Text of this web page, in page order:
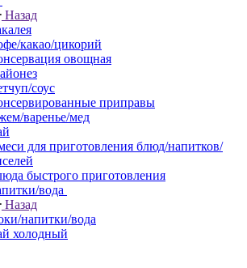
Назад
какао/цикорий
овощная
соус
приправы
варенье/мед
для приготовления блюд/напитков/
быстрого приготовления
вода
Назад
напитки/вода
холодный